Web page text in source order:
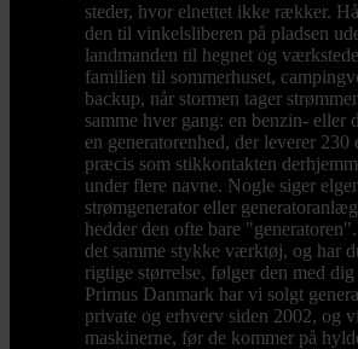
steder, hvor elnettet ikke rækker.
den til vinkelsliberen på pladsen
landmanden til hegnet og
familien til sommerhuset,
backup, når stormen tager
samme hver gang: en benzin- eller
en generatorenhed, der leverer
præcis som stikkontakten
under flere navne. Nogle siger
strømgenerator eller
hedder den ofte bare
det samme stykke værktøj, og har
rigtige størrelse, følger den med
Primus Danmark har vi solgt
private og erhverv siden 2002, og
maskinerne, før de kommer på